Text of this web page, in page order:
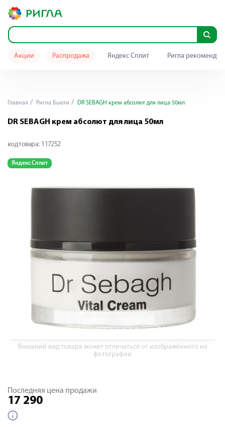
Акции Распродажа Яндекс Сплит Ригла
Главная Ригла Бьюти DR SEBAGH крем абсолют для лица 50мл
DR SEBAGH крем абсолют для лица 50мл
код товара: 117252
Яндекс Сплит
Внешний вид товара может отличаться от изображённого на
фотографии
Последняя цена продажи
17 290